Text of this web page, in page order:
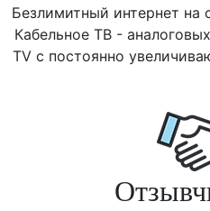
Безлимитный интернет на
Кабельное ТВ -
TV с постоянно